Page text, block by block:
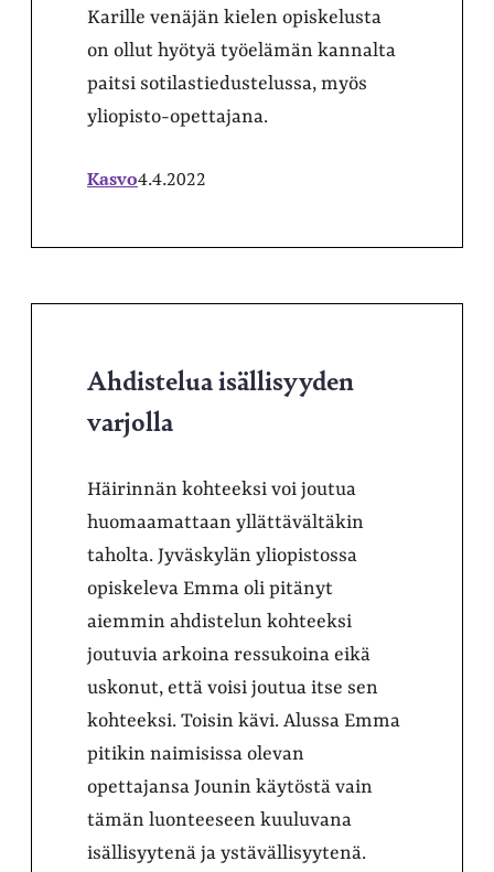
Karille venäjän kielen opiskelusta
on ollut hyötyä työelämän kannalta
paitsi sotilastiedustelussa, myös
yliopisto-opettajana.
Kasvo4.4.2022
Ahdistelua isällisyyden
varjolla
Häirinnän kohteeksi voi joutua
huomaamattaan yllättävältäkin
taholta. Jyväskylän yliopistossa
opiskeleva Emma oli pitänyt
aiemmin ahdistelun kohteeksi
joutuvia arkoina ressukoina eikä
uskonut, että voisi joutua itse sen
kohteeksi. Toisin kävi. Alussa Emma
pitikin naimisissa olevan
opettajansa Jounin käytöstä vain
tämän luonteeseen kuuluvana
isällisyytenä ja ystävällisyytenä.